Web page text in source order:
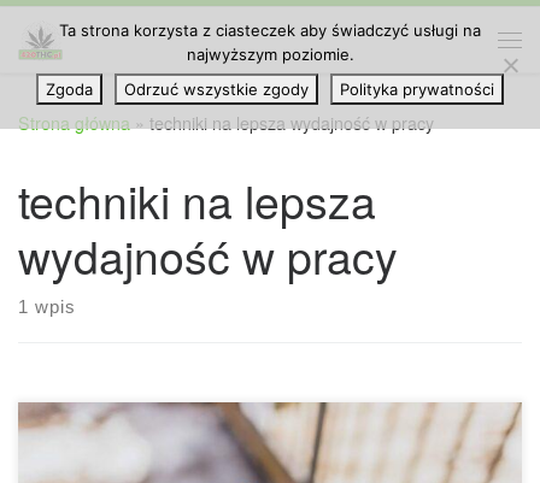
Przejdź do treści
Strona główna » techniki na lepsza wydajność w pracy
techniki na lepsza
wydajność w pracy
1 wpis
5 małych sposobów na poprawę wydajności w pracy. Nasza
Ta strona korzysta z ciasteczek aby świadczyć usługi na
najwyższym poziomie.
Zgoda
Odrzuć wszystkie zgody Polityka prywatności